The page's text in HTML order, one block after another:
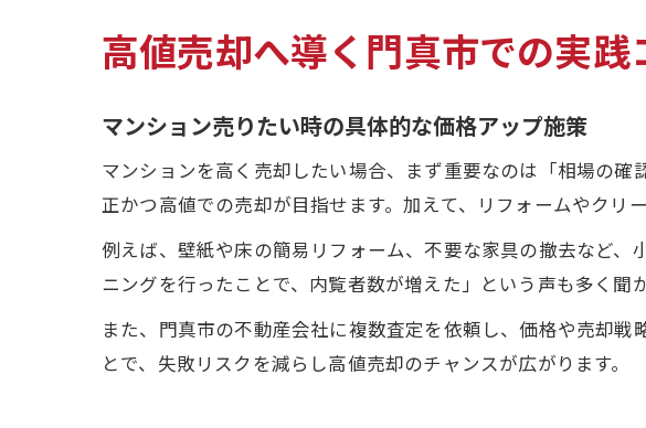
高値売却へ導く門真市での実践
マンション売りたい時の具体的な価格アップ施策
マンションを高く売却したい場合、まず重要なのは「相場の
正かつ高値での売却が目指せます。加えて、リフォームやクリ
例えば、壁紙や床の簡易リフォーム、不要な家具の撤去など
ニングを行ったことで、内覧者数が増えた」という声も多く聞か
また、門真市の不動産会社に複数査定を依頼し、価格や売却
とで、失敗リスクを減らし高値売却のチャンスが広がります。